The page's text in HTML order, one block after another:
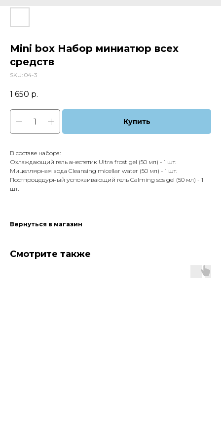
Mini box Набор миниатюр всех
средств
SKU: 04-3
1 650 р.
Купить
В составе набора:
Охлаждающий гель анестетик Ultra frost gel (50 мл) - 1 шт.
Мицеллярная вода Cleansing micellar water (50 мл) - 1 шт.
Постпроцедурный успокаивающий гель Calming sos gel (50 мл) - 1
шт.
Вернуться в магазин
Смотрите также